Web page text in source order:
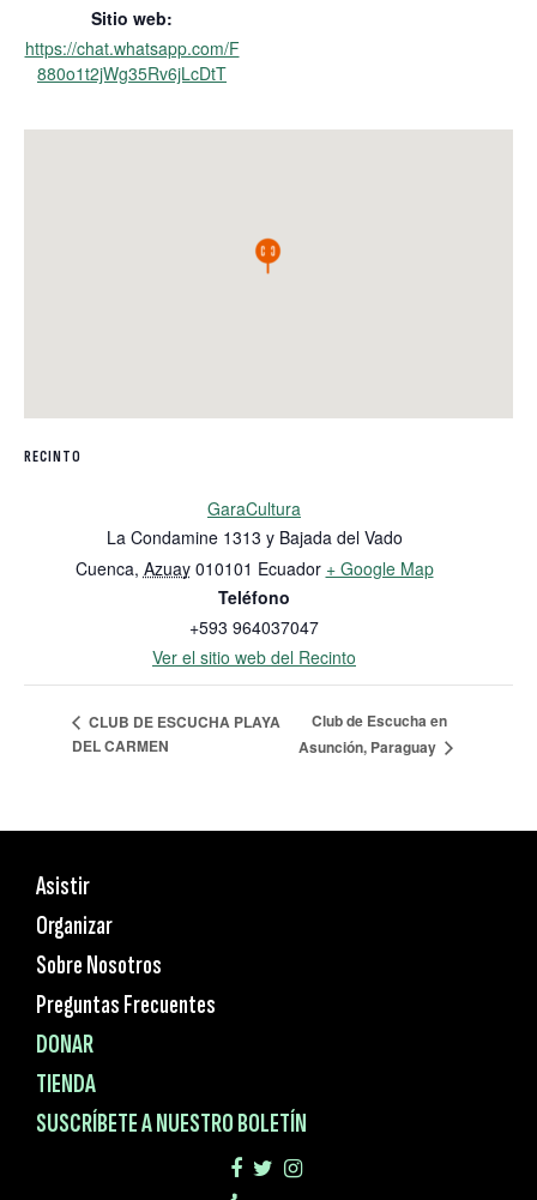
Sitio web:
https://chat.whatsapp.com/F
880o1t2jWg35Rv6jLcDtT
RECINTO
GaraCultura
La Condamine 1313 y Bajada del Vado
Cuenca, Azuay 010101 Ecuador + Google Map
Teléfono
+593 964037047
Ver el sitio web del Recinto
CLUB DE ESCUCHA PLAYA
DEL CARMEN
Club de Escucha en
Asunción, Paraguay
Asistir
Organizar
Sobre Nosotros
Preguntas Frecuentes
DONAR
TIENDA
SUSCRÍBETE A NUESTRO BOLETÍN